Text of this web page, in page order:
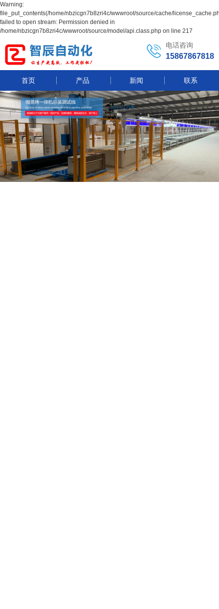
Warning:
file_put_contents(/home/nbzicgn7b8zri4c/wwwroot/source/cache/
failed to open stream: Permission denied in
/home/nbzicgn7b8zri4c/wwwroot/source/model/api.class.php on line 217
电话咨询
15867867818
首页 产品 新闻 联系